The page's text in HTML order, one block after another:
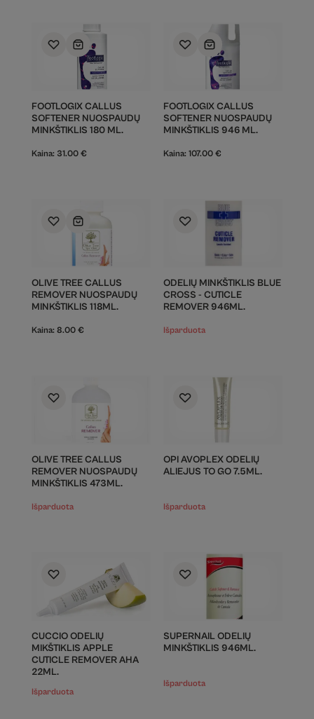
FOOTLOGIX CALLUS
SOFTENER NUOSPAUDŲ
MINKŠTIKLIS 180 ML.
Kaina: 31.00 €
FOOTLOGIX CALLUS
SOFTENER NUOSPAUDŲ
MINKŠTIKLIS 946 ML.
Kaina: 107.00 €
OLIVE TREE CALLUS
REMOVER NUOSPAUDŲ
MINKŠTIKLIS 118ML.
Kaina: 8.00 €
ODELIŲ MINKŠTIKLIS BLUE
CROSS - CUTICLE
REMOVER 946ML.
Išparduota
OLIVE TREE CALLUS
REMOVER NUOSPAUDŲ
MINKŠTIKLIS 473ML.
Išparduota
OPI AVOPLEX ODELIŲ
ALIEJUS TO GO 7.5ML.
Išparduota
CUCCIO ODELIŲ
MIKŠTIKLIS APPLE
CUTICLE REMOVER AHA
22ML.
Išparduota
SUPERNAIL ODELIŲ
MINKŠTIKLIS 946ML.
Išparduota